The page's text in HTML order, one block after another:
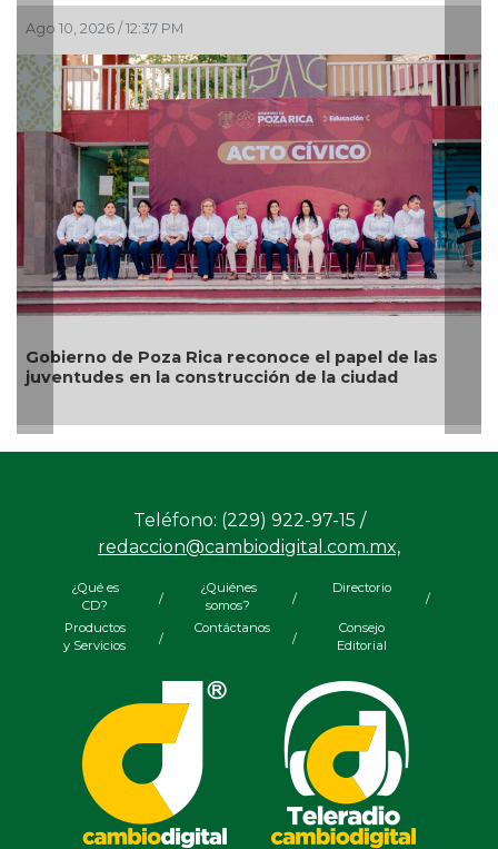
Ago 10, 2026 / 12:37 PM
Gobierno de Poza Rica reconoce el papel de las
juventudes en la construcción de la ciudad
Teléfono: (229) 922-97-15 /
redaccion@cambiodigital.com.mx,
¿Qué es
CD?
/
¿Quiénes
somos?
/
Directorio
/
Productos
y Servicios
/
Contáctanos
/
Consejo
Editorial